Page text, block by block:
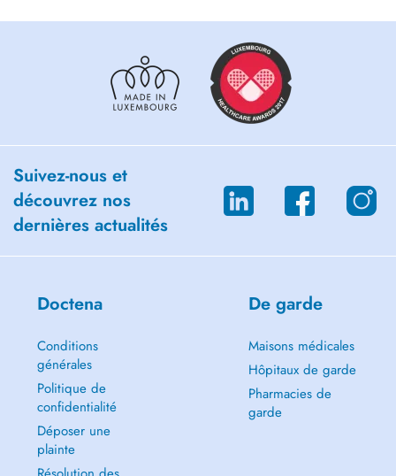
Suivez-nous et
découvrez nos
dernières actualités
Doctena
Conditions
générales
Politique de
confidentialité
Déposer une
plainte
De garde
Maisons médicales
Hôpitaux de garde
Pharmacies de
garde